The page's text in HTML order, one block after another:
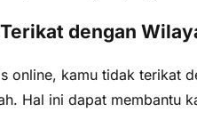
dengan
online, kamu tidak terikat
Hal ini dapat membantu